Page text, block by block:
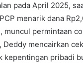
pada April 2025,
menarik dana
permintaan
mencairkan
kepentingan pribadi